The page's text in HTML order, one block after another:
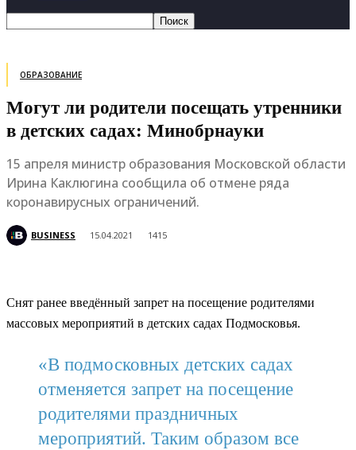
ОБРАЗОВАНИЕ
Могут ли родители посещать утренники
в детских садах: Минобрнауки
15 апреля министр образования Московской области
Ирина Каклюгина сообщила об отмене ряда
коронавирусных ограничений.
BUSINESS 15.04.2021 1415
Снят ранее введённый запрет на посещение родителями
массовых мероприятий в детских садах Подмосковья.
«В подмосковных детских садах
отменяется запрет на посещение
родителями праздничных
мероприятий. Таким образом все